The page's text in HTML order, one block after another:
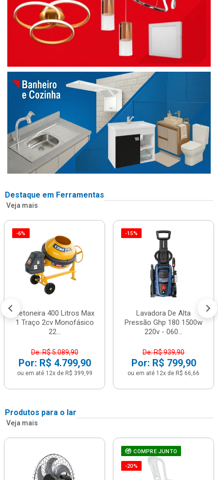
Destaque em Ferramentas
Veja mais
-6%
Betoneira 400 Litros Max
1 Traço 2cv Monofásico
22...
De: R$ 5.089,90
Por: R$ 4.799,90
ou em até 12x de R$ 399,99
-15%
Lavadora De Alta
Pressão Ghp 180 1500w
220v - 060...
De: R$ 939,90
Por: R$ 799,90
ou em até 12x de R$ 66,66
Produtos para o lar
Veja mais
COMPRE JUNTO
-20%